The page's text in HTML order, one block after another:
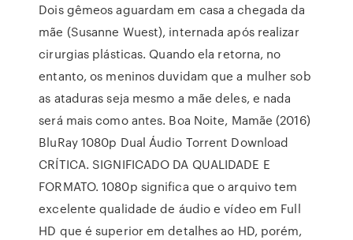
Dois gêmeos aguardam em casa a chegada da
mãe (Susanne Wuest), internada após realizar
cirurgias plásticas. Quando ela retorna, no
entanto, os meninos duvidam que a mulher sob
as ataduras seja mesmo a mãe deles, e nada
será mais como antes. Boa Noite, Mamãe (2016)
BluRay 1080p Dual Áudio Torrent Download
CRÍTICA. SIGNIFICADO DA QUALIDADE E
FORMATO. 1080p significa que o arquivo tem
excelente qualidade de áudio e vídeo em Full
HD que é superior em detalhes ao HD, porém,